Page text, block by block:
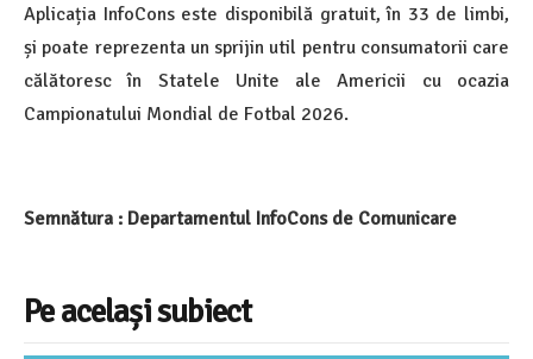
Aplicația InfoCons este disponibilă gratuit, în 33 de limbi,
și poate reprezenta un sprijin util pentru consumatorii care
călătoresc în Statele Unite ale Americii cu ocazia
Campionatului Mondial de Fotbal 2026.
Semnătura : Departamentul InfoCons de Comunicare
Pe același subiect